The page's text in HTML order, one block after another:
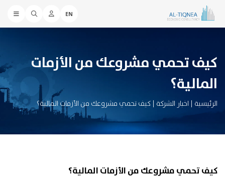
EN
كيف تحمي مشروعك من الأزمات
المالية؟
الرئيسية | اخبار الشركة | كيف تحمي مشروعك من الأزمات المالية؟
كيف تحمي مشروعك من الأزمات المالية؟